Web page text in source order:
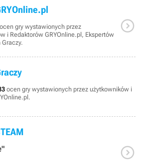
ocen gry wystawionych przez
i Redaktorów GRYOnline.pl, Ekspertów

ocen gry wystawionych przez użytkowników i
